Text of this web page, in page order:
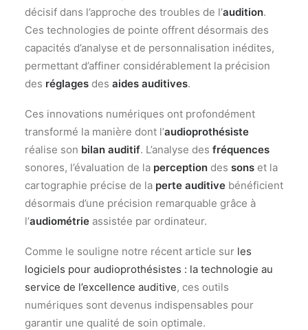
décisif dans l’approche des troubles de l’audition.
Ces technologies de pointe offrent désormais des
capacités d’analyse et de personnalisation inédites,
permettant d’affiner considérablement la précision
des réglages des aides auditives.
Ces innovations numériques ont profondément
transformé la manière dont l’audioprothésiste
réalise son bilan auditif. L’analyse des fréquences
sonores, l’évaluation de la perception des sons et la
cartographie précise de la perte auditive bénéficient
désormais d’une précision remarquable grâce à
l’audiométrie assistée par ordinateur.
Comme le souligne notre récent article sur les
logiciels pour audioprothésistes : la technologie au
service de l’excellence auditive, ces outils
numériques sont devenus indispensables pour
garantir une qualité de soin optimale.